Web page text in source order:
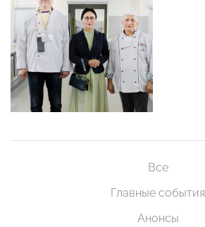
Все
Главные события
Анонсы